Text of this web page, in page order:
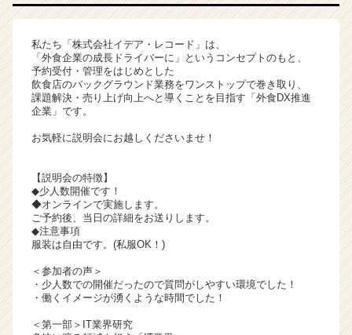
カ
ト
が
届
く
サ
ア
キ
ャ
（C
h
e
私たち「株式会社イデア・レコード」は、
「外食企業の成長ドライバーに」というコンセプトのもと、
予約受付・管理をはじめとした
飲食店のバックグラウンド業務をワンストップで巻き取り、
課題解決・売り上げ向上へと導くことを目指す「外食DX推進
企業」です。
お気軽に説明会にお越しくださいませ！
【説明会の特徴】
◆少人数開催です！
◆オンラインで実施します。
ご予約後、当日の詳細をお送りします。
◆注意事項
服装は自由です。(私服OK！)
＜参加者の声＞
・少人数での開催だったので質問がしやすい環境でした！
・働くイメージが湧くような時間でした！
＜第一部＞IT業界研究